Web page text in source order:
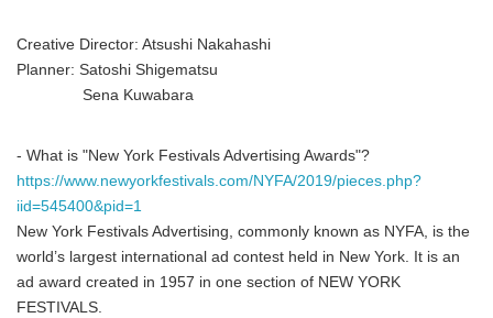
Creative Director: Atsushi Nakahashi
Planner: Satoshi Shigematsu
Sena Kuwabara
- What is "New York Festivals Advertising Awards"?
https://www.newyorkfestivals.com/NYFA/2019/pieces.php?
iid=545400&pid=1
New York Festivals Advertising, commonly known as NYFA, is the
world’s largest international ad contest held in New York. It is an
ad award created in 1957 in one section of NEW YORK
FESTIVALS.